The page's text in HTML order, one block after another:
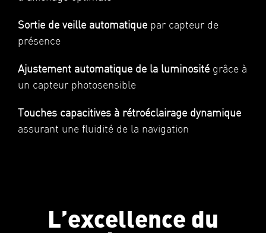
Sortie de veille automatique par capteur de
présence
Ajustement automatique de la luminosité grâce à
un capteur photosensible
Touches capacitives à rétroéclairage dynamique
assurant une fluidité de la navigation
L’excellence du